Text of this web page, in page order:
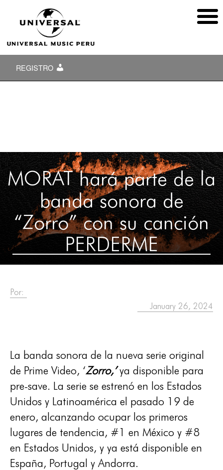
REGISTRO
MORAT hará parte de la
banda sonora de
“Zorro” con su canción
PERDERME
Por:
January 26, 2024
La banda sonora de la nueva serie original
de Prime Video, ‘Zorro,’ya disponible para
pre-save. La serie se estrenó en los Estados
Unidos y Latinoamérica el pasado 19 de
enero, alcanzando ocupar los primeros
lugares de tendencia, #1 en México y #8
en Estados Unidos, y ya está disponible en
España, Portugal y Andorra.